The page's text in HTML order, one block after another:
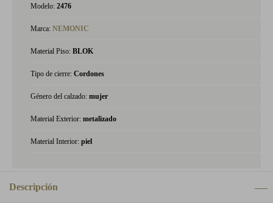
Modelo: 2476
Marca: NEMONIC
Material Piso: BLOK
Tipo de cierre: Cordones
Género del calzado: mujer
Material Exterior: metalizado
Material Interior: piel
Descripción